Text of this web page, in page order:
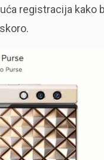
registracija kako